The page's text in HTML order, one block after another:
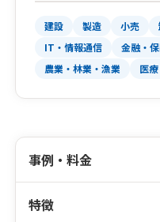
建設 製造 小売
IT・情報通信
金融・
農業・林業・漁業
医
事例・料金
特徴